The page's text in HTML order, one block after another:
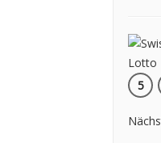
5